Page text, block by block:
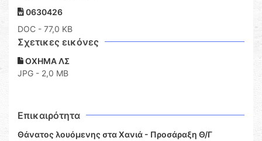
0630426
DOC - 77,0 KB
Σχετικες εικόνες
ΟΧΗΜΑ ΛΣ
JPG - 2,0 MB
Επικαιρότητα
Θάνατος λουόμενης στα Χανιά - Προσάραξη Θ/Γ